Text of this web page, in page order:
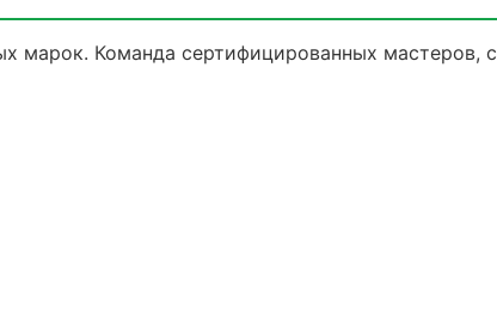
марок. Команда сертифицированных мастеров,